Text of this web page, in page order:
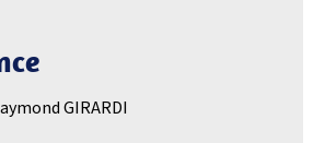
GIRARDI